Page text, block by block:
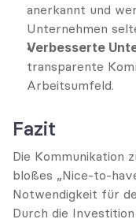
anerkannt und
Unternehmen
Verbesserte
transparente
Arbeitsumfeld.
Fazit
Die Kommunikation
bloßes „Nice-to-
Notwendigkeit für
Durch die